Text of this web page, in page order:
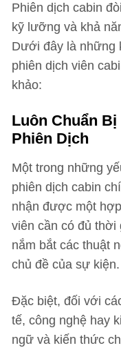
Phiên dịch cabin
kỹ lưỡng và khả
Dưới đây là những
phiên dịch viên
khảo:
Luôn Chuẩn
Phiên Dịch
Một trong những
phiên dịch cabin
nhận được một
viên cần có đủ thời
nắm bắt các thuật
chủ đề của sự kiện.
Đặc biệt, đối với
tế, công nghệ hay
ngữ và kiến thức